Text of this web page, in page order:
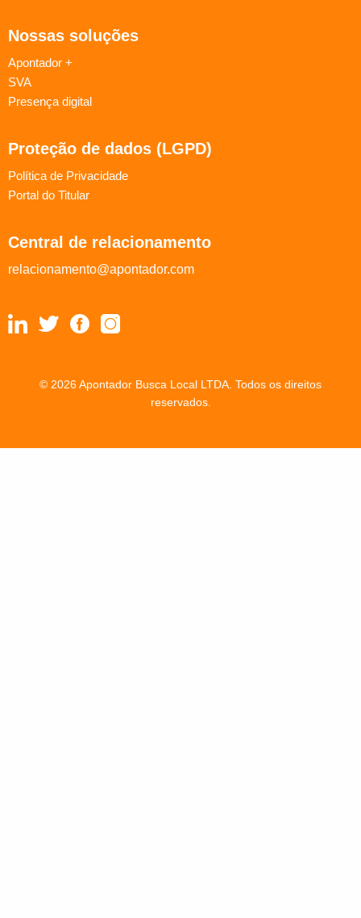
Nossas soluções
Apontador +
SVA
Presença digital
Proteção de dados (LGPD)
Política de Privacidade
Portal do Titular
Central de relacionamento
relacionamento@apontador.com
© 2026 Apontador Busca Local LTDA. Todos os direitos
reservados.